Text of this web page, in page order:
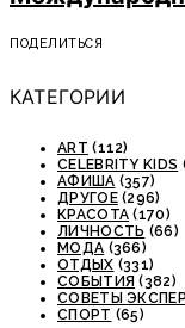
ПОДЕЛИТЬСЯ
КАТЕГОРИИ
ART (112)
CELEBRITY KIDS
АФИША (357)
ДРУГОЕ(296)
КРАСОТА (170)
ЛИЧНОСТЬ (66)
МОДА (366)
ОТДЫХ (331)
СОБЫТИЯ (382)
СОВЕТЫ
СПОРТ (65)